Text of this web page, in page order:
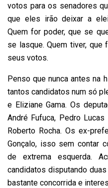
votos para os senadores
que eles irão deixar a
Quem for poder, que se
se lasque. Quem tiver, que
seus votos.
Penso que nunca antes na
tantos candidatos num só
e Eliziane Gama. Os
André Fufuca, Pedro
Roberto Rocha. Os ex-
Gonçalo, isso sem contar
de extrema esquerda.
candidatos disputando
bastante concorrida e